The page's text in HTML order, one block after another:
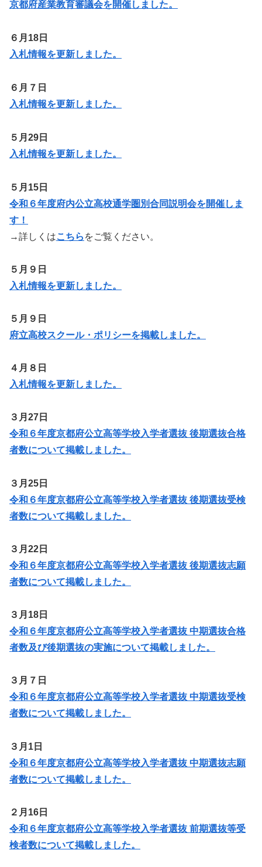
京都府産業教育審議会を開催しました。
６月18日
入札情報を更新しました。
６月７日
入札情報を更新しました。
５月29日
入札情報を更新しました。
５月15日
令和６年度府内公立高校通学圏別合同説明会を開催しま
す！
→詳しくはこちら をご覧ください。
５月９日
入札情報を更新しました。
５月９日
府立高校スクール・ポリシーを掲載しました。
４月８日
入札情報を更新しました。
３月27日
令和６年度京都府公立高等学校入学者選抜 後期選抜合格
者数について掲載しました。
３月25日
令和６年度京都府公立高等学校入学者選抜 後期選抜受検
者数について掲載しました。
３月22日
令和６年度京都府公立高等学校入学者選抜 後期選抜志願
者数について掲載しました。
３月18日
令和６年度京都府公立高等学校入学者選抜 中期選抜合格
者数及び後期選抜の実施について掲載しました。
３月７日
令和６年度京都府公立高等学校入学者選抜 中期選抜受検
者数について掲載しました。
３月1日
令和６年度京都府公立高等学校入学者選抜 中期選抜志願
者数について掲載しました。
２月16日
令和６年度京都府公立高等学校入学者選抜 前期選抜等受
検者数について掲載しました。